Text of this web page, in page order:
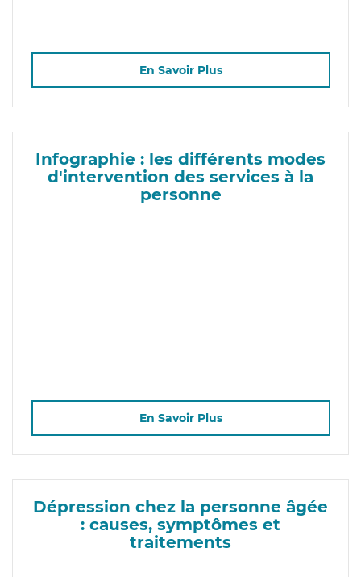
En Savoir Plus
Infographie : les différents modes
d'intervention des services à la
personne
En Savoir Plus
Dépression chez la personne âgée
: causes, symptômes et
traitements